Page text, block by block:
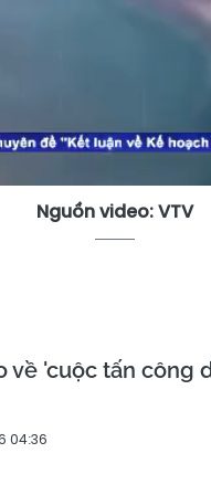
Video
Nguồn video: VTV
về 'cuộc tấn công
04:36